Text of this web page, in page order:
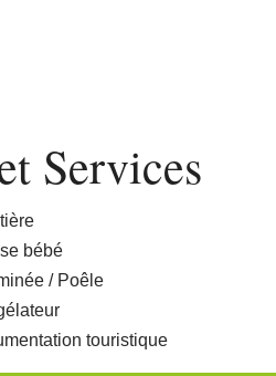
Services
bébé
/ Poêle
touristique